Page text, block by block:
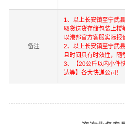
备注
1、以上长安镇至宁武县
取货送货存储包装上楼
以港邦官方客服实际报
2、以上长安镇至宁武县
且时间具有时效性，随
3、【20公斤以内小件
达等】各大快递公司！